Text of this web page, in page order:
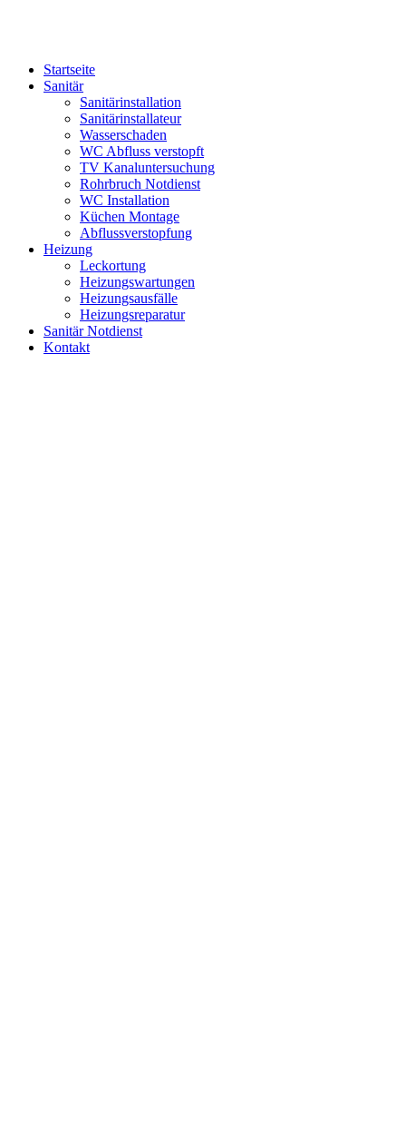
Startseite
Sanitär
Sanitärinstallation
Sanitärinstallateur
Wasserschaden
WC Abfluss verstopft
TV Kanaluntersuchung
Rohrbruch Notdienst
WC Installation
Küchen Montage
Abflussverstopfung
Heizung
Leckortung
Heizungswartungen
Heizungsausfälle
Heizungsreparatur
Sanitär Notdienst
Kontakt